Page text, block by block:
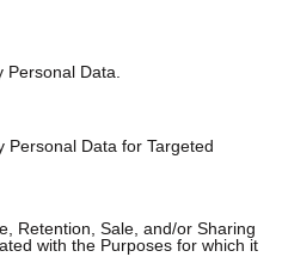
Data.
Personal Data for Targeted
Retention, Sale, and/or Sharing
with the Purposes for which it
τον αιφνιδιασμό του
προβληματίζει πέρα
Ο νόμος χρειάζεται
επεσήμανε ο
του newsbeast.gr, να
του ΕΣΠΑ, τα οποία